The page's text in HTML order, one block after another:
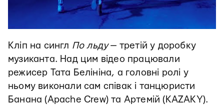
Кліп на сингл По льду— третій у доробку
музиканта. Над цим відео працювали
режисер Тата Белініна, а головні ролі у
ньому виконали сам співак і танцюристи
Банана (Apache Crew) та Артемій (KAZAKY).